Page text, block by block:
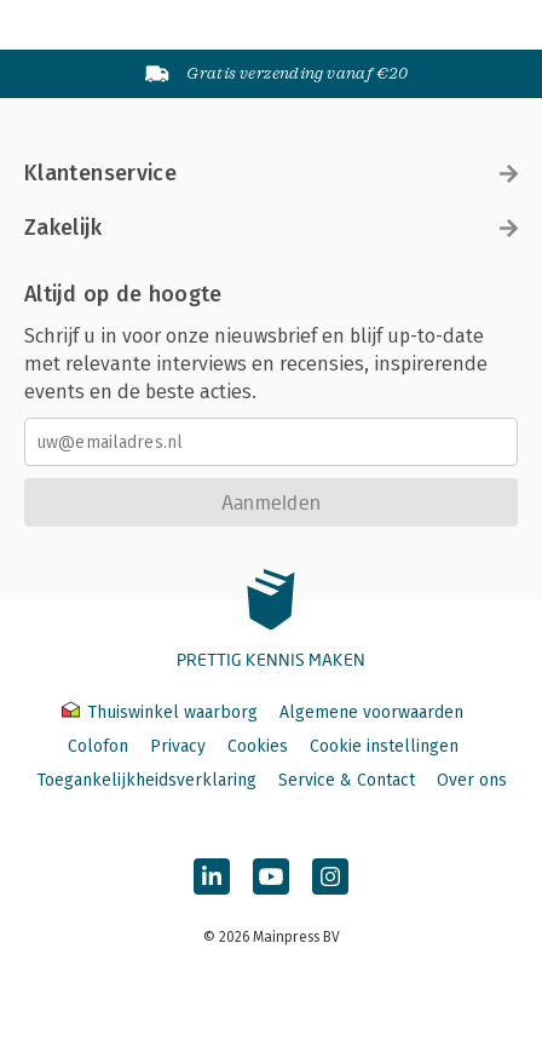
Gratis verzending vanaf €20
Klantenservice
Zakelijk
Altijd op de hoogte
Schrijf u in voor onze nieuwsbrief en blijf up-to-date
met relevante interviews en recensies, inspirerende
events en de beste acties.
Aanmelden
PRETTIG KENNIS MAKEN
Thuiswinkel waarborg
Algemene voorwaarden
Colofon
Privacy Cookies
Cookie instellingen
Toegankelijkheidsverklaring
Service & Contact Over ons
© 2026 Mainpress BV